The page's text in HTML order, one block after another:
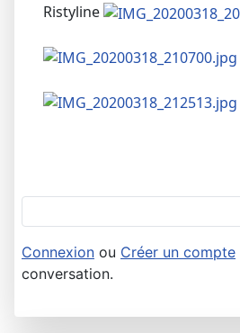
Ristyline
Connexion ou Créer un compte
conversation.